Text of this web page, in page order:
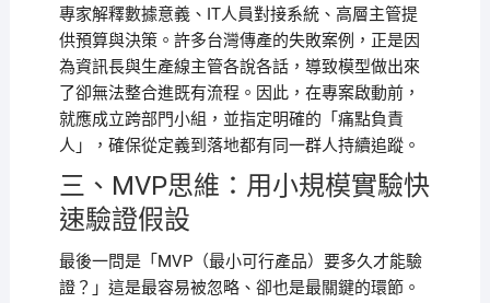
專家解釋數據意義、IT人員對接系統、高層主管提
供預算與決策。許多台灣傳產的失敗案例，正是因
為資訊長與生產線主管各說各話，導致模型做出來
了卻無法整合進既有流程。因此，在專案啟動前，
就應成立跨部門小組，並指定明確的「痛點負責
人」，確保從定義到落地都有同一群人持續追蹤。
三、MVP思維：用小規模實驗快
速驗證假設
最後一問是「MVP（最小可行產品）要多久才能驗
證？」這是最容易被忽略、卻也是最關鍵的環節。